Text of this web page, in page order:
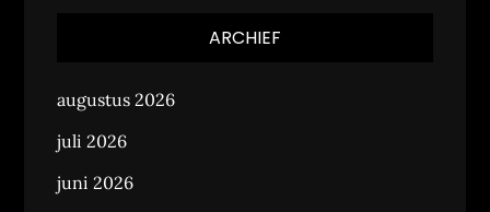
ARCHIEF
augustus 2026
juli 2026
juni 2026